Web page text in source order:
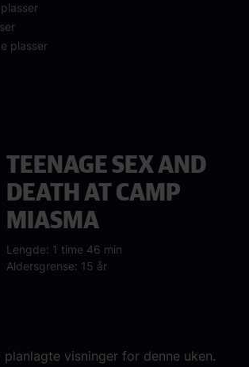
plasser
TEENAGE SEX AND
DEATH AT CAMP
MIASMA
Lengde: 1 time 46 min
Aldersgrense: 15 år
planlagte visninger for denne uken.